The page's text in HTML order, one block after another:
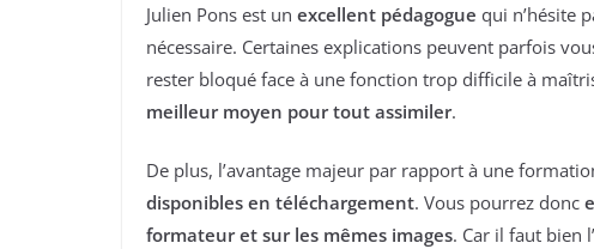
Julien Pons est un excellent pédagogue qui n’hésite
nécessaire. Certaines explications peuvent parfois
rester bloqué face à une fonction trop difficile à
meilleur moyen pour tout assimiler.
De plus, l’avantage majeur par rapport à une
disponibles en téléchargement. Vous pourrez donc
formateur et sur les mêmes images. Car il faut bien